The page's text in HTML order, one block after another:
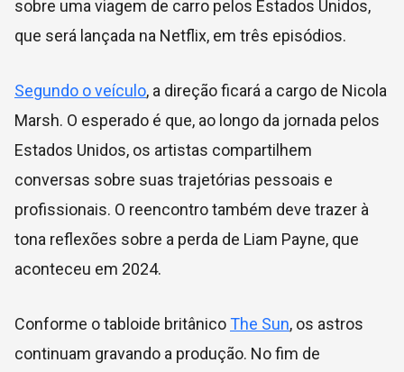
sobre uma viagem de carro pelos Estados Unidos,
que será lançada na Netflix, em três episódios.
Segundo o veículo, a direção ficará a cargo de Nicola
Marsh. O esperado é que, ao longo da jornada pelos
Estados Unidos, os artistas compartilhem
conversas sobre suas trajetórias pessoais e
profissionais. O reencontro também deve trazer à
tona reflexões sobre a perda de Liam Payne, que
aconteceu em 2024.
Conforme o tabloide britânicoThe Sun, os astros
continuam gravando a produção. No fim de